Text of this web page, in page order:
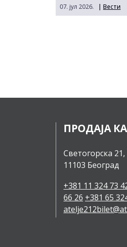
07. јул 2026. | Вести
ПРОДАЈА
Светогорска 21,
11103 Београд
+381 11 324 73
66 26 +381 65